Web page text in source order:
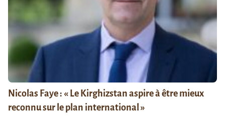
Nicolas Faye : « Le Kirghizstan aspire à être mieux
reconnu sur le plan international »